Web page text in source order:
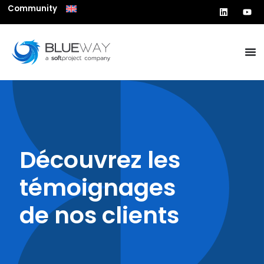
Community
Découvrez les
témoignages
de nos clients